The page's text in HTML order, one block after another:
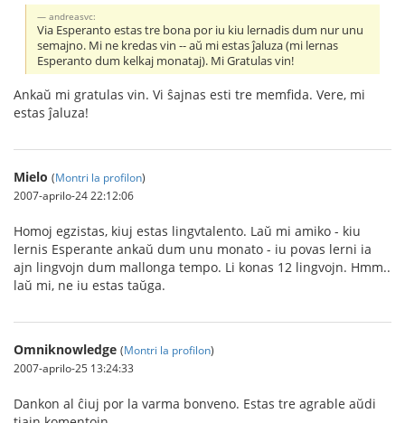
andreasvc:
Via Esperanto estas tre bona por iu kiu lernadis dum nur unu
semajno. Mi ne kredas vin -- aŭ mi estas ĵaluza (mi lernas
Esperanto dum kelkaj monataj). Mi Gratulas vin!
Ankaŭ mi gratulas vin. Vi ŝajnas esti tre memfida. Vere, mi
estas ĵaluza!
Mielo (Montri la profilon)
2007-aprilo-24 22:12:06
Homoj egzistas, kiuj estas lingvtalento. Laŭ mi amiko - kiu
lernis Esperante ankaŭ dum unu monato - iu povas lerni ia
ajn lingvojn dum mallonga tempo. Li konas 12 lingvojn. Hmm..
laŭ mi, ne iu estas taŭga.
Omniknowledge (Montri la profilon)
2007-aprilo-25 13:24:33
Dankon al ĉiuj por la varma bonveno. Estas tre agrable aŭdi